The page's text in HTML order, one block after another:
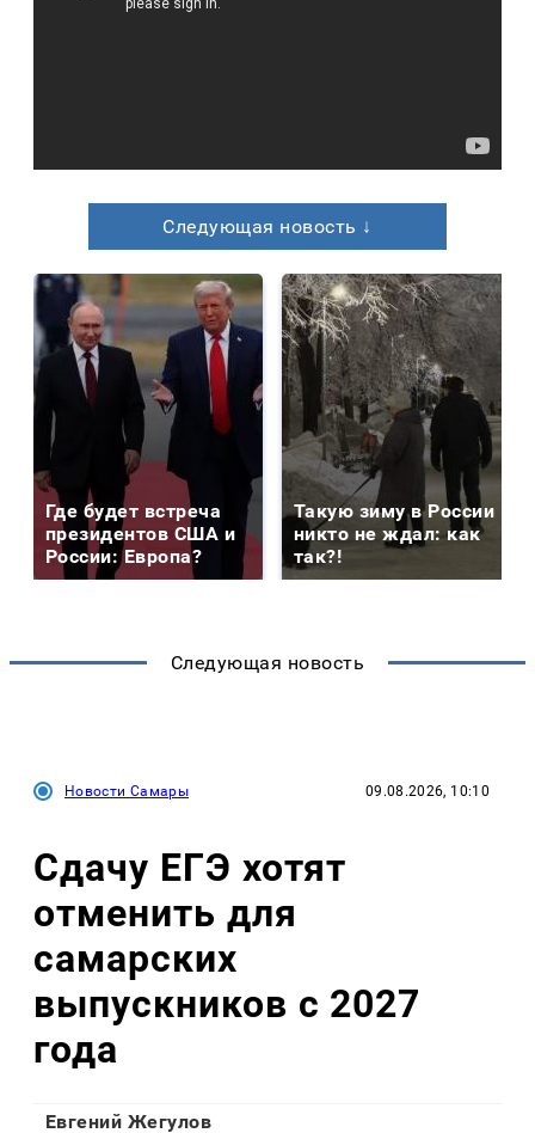
Следующая новость ↓
Где будет встреча
президентов США и
России: Европа?
Такую зиму в России
никто не ждал: как
так?!
Следующая новость
Новости Самары 09.08.2026, 10:10
Сдачу ЕГЭ хотят
отменить для
самарских
выпускников с 2027
года
Евгений Жегулов